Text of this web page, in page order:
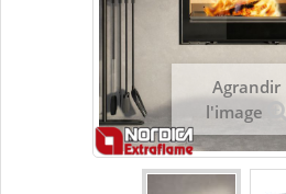
Agrandir
l'image